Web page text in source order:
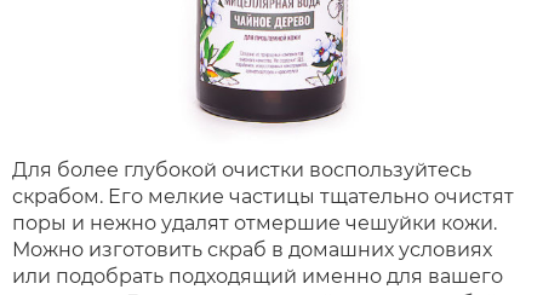
Для более глубокой очистки воспользуйтесь
скрабом. Его мелкие частицы тщательно очистят
поры и нежно удалят отмершие чешуйки кожи.
Можно изготовить скраб в домашних условиях
или подобрать подходящий именно для вашего